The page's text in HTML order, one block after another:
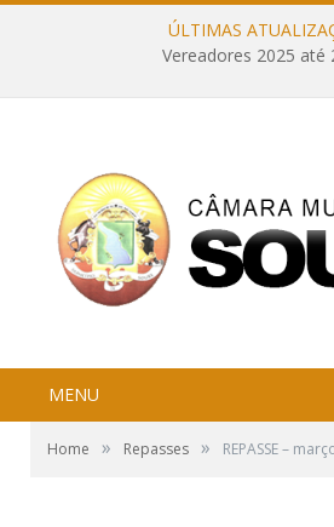
ÚLTIMAS
Vereadores 2025 até
MENU
Home » Repasses » REPASSE –